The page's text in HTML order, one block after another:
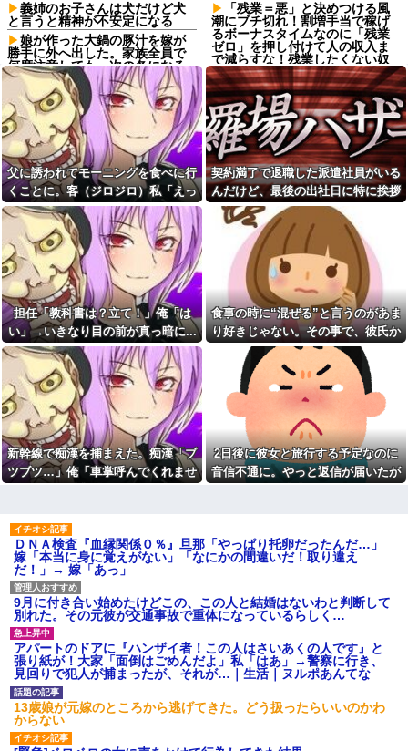
義姉のお子さんは犬だけど犬
と言うと精神が不安定になる
娘が作った大鍋の豚汁を嫁が
勝手に外へ出した。家族全員で
何度注意しても、次の冬になる
とまた…
今日から業務報告書の「庶
務」っていう大項目が急に廃止
されたんだけど意味不明すぎる
『あ～〇〇ねぇ～』みたいな
言い回しが嫌い。彼女が言った
瞬間、イラッときて...
彼女が中古カードショップで
男に話しかけられた。いきなり
彼女の持ち歩いてたカードを品
定めしだしたらしく…
職場全員が長崎の出島を知ら
ない。逆に私が変な人扱いされ
た、一般常識だと思ってたのに
心停止時に撮影された経験か
らAED使用時は体を隠す配慮も
必要だと話すと「そんな配慮を
求めるならそのまま死んどけ、
俺は助けない」と言う人がい
る。
社員旅行先で知り合った女性
とアドレス交換し密会を続け
た。相手は処●だったので「一生
大事にしたい」の口説き文句で
アッサリ落ちた。簡単に切れる...
シェアハウスにいた女が妊娠
しちゃって大学を中退したら、
その女の親が怒鳴り込んでき
た。 女の父「お前らDNA鑑定し
【悲報】岡田斗司夫「人間の
本音としてブサイクを見たら不
愉快になる」
【画像】セブンイレブンのバ
イト「AIにちいかわの画像を食
わせてっと………できた！」→
とんでもないものが出来上がっ
てしまうw w w w w
【超絶悲報】東科大医学部卒
の美人YouTuberさん、直美でコ
メント欄が炎上してしまう…
一人っ子母子家庭育ちワイ(26)
無職の母親が再婚するらしくて
驚愕
【悲報】陰キャ女さん、勤務
中にBeRealしてる同僚をチクっ
「残業＝悪」と決めつける風
潮にブチ切れ！割増手当で稼げ
るボーナスタイムなのに「残業
ゼロ」を押し付けて人の収入ま
で減らすな！残業したくない奴
は勝手に定時で帰ればいいだ
ろ！！
【朗報】乃木坂46・井上和、
茶々役で堂々の大河デビュー
「美しい」「迫力あった」
自分が勝手に恐怖を感じる事
酒飲むのにガチで最高なチェ
ーン店教えろwwwwwwwwww他
【ﾃﾞﾓﾃﾞﾓﾀﾞｯﾃ】忘年会で店予
約したけど、ほかの客とのダブ
ルブッキングでこっちがキャン
セルされそう。あと二日しかな
いんだぞ！なんとかしろよ！→
スレ民のアドバイスは？
男性嫌悪をこじらせていた元
友人。私に息子が生まれた後、
いつの間にかブロックされてい
て・・・
自分が過去に目撃した「なん
じゃそりゃ！？」って感じの事
故の例
岐阜県、意外と都会だった
www
食事の時に“混ぜる”と言うの
があまり好きじゃない。その事
で、彼氏から何度も注意されて...
旦那の携帯に義母から着信。
「たーくん？（←旦那）パパ
（←義父）の誕生日ご飯どうす
【悲報】民主党政権期、トヨ
タ本体すら営業赤字になる「超
夫「同居して親の介護を…」
嫁「自分の親がいびられる姿を
【唖然】浮気バレた旦那が嫁
に勢いで吐き出した結果ｗｗｗ
ｗ
みたよ
父に誘われてモーニングを食べに行
くことに。客（ジロジロ）私「えっ
何？」店員「見ての通りの状況なの
で…」→まさかの対応をされて...
契約満了で退職した派遣社員がいる
んだけど、最後の出社日に特に挨拶
も菓子折りもなにもなく...
担任「教科書は？立て！」俺「は
い」→いきなり目の前が真っ暗に...
食事の時に“混ぜる”と言うのがあま
り好きじゃない。その事で、彼氏か
ら何度も注意されて...
新幹線で痴漢を捕まえた。痴漢「ブ
ツブツ…」俺「車掌呼んでくれませ
2日後に彼女と旅行する予定なのに
音信不通に。やっと返信が届いたが
ＤＮＡ検査『血縁関係０％』旦那「やっぱり托卵だったんだ…」
嫁「本当に身に覚えがない」「なにかの間違いだ！取り違え
だ！」→ 嫁「あっ」
9月に付き合い始めたけどこの、この人と結婚はないわと判断して
別れた。その元彼が交通事故で重体になっているらしく…
アパートのドアに『ハンザイ者！この人はさいあくの人です』と
張り紙が！大家「面倒はごめんだよ」私「はあ」→警察に行き、
見回りで犯人が捕まったが、それが…｜生活｜ヌルポあんてな
13歳娘が元嫁のところから逃げてきた。どう扱ったらいいのかわ
からない